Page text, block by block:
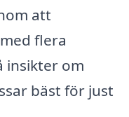
att
flera
insikter om
bäst för just